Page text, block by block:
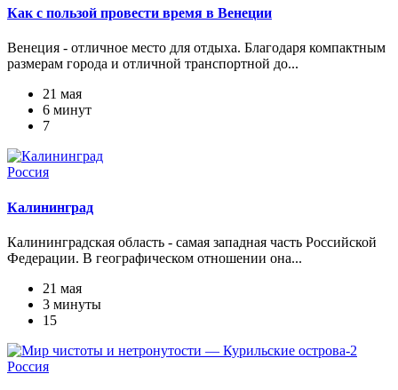
Как с пользой провести время в Венеции
Венеция - отличное место для отдыха. Благодаря компактным
размерам города и отличной транспортной до...
21 мая
6 минут
7
Россия
Калининград
Калининградская область - самая западная часть Российской
Федерации. В географическом отношении она...
21 мая
3 минуты
15
Россия